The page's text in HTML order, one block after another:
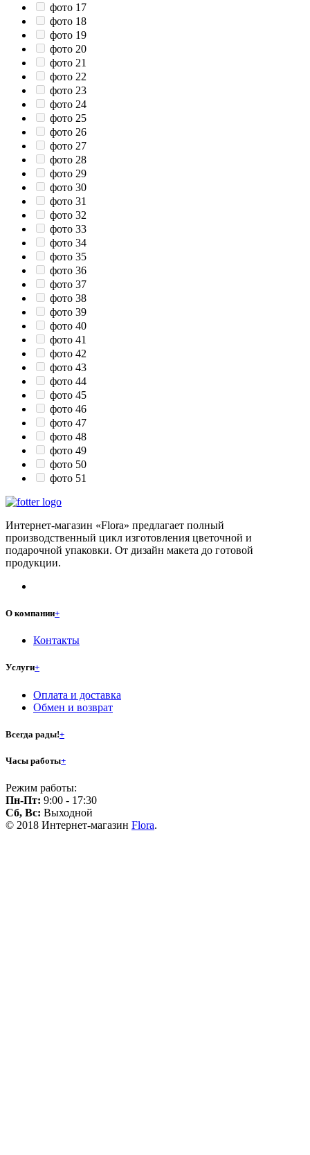
фото 17
фото 18
фото 19
фото 20
фото 21
фото 22
фото 23
фото 24
фото 25
фото 26
фото 27
фото 28
фото 29
фото 30
фото 31
фото 32
фото 33
фото 34
фото 35
фото 36
фото 37
фото 38
фото 39
фото 40
фото 41
фото 42
фото 43
фото 44
фото 45
фото 46
фото 47
фото 48
фото 49
фото 50
фото 51
Интернет-магазин «Flora» предлагает полный
производственный цикл изготовления цветочной и
подарочной упаковки. От дизайн макета до готовой
продукции.
О компании+
Контакты
Услуги+
Оплата и доставка
Обмен и возврат
Всегда рады!+
Часы работы+
Режим работы:
Пн-Пт: 9:00 - 17:30
Сб, Вс: Выходной
© 2018 Интернет-магазин Flora.